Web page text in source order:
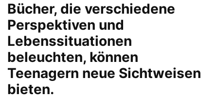
Bücher, die verschiedene
Perspektiven und
Lebenssituationen
beleuchten, können
Teenagern neue Sichtweisen
bieten.